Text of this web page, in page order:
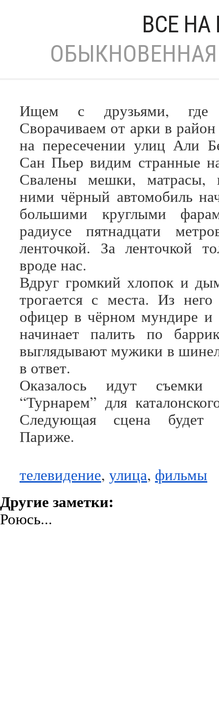
ВСЕ
Ищем с друзьями, где
Сворачиваем от арки в
на пересечении улиц Али
Сан Пьер видим странные
Свалены мешки, матрасы,
ними чёрный автомобиль
большими круглыми
радиусе пятнадцати
ленточкой. За ленточкой
вроде нас.
Вдруг громкий хлопок и
трогается с места. Из него
офицер в чёрном мундире и
начинает палить по
выглядывают мужики в
в ответ.
Оказалось идут съемки
“Турнарем” для
Следующая сцена будет
Париже.
телевидение, улица, фильмы
Другие заметки:
Роюсь...